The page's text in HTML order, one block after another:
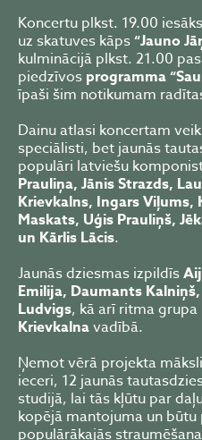
Koncertu plkst. 19.00 iesāks
uz skatuves kāps“Jauno
kulminācijā plkst. 21.00
piedzīvos programma
īpaši šim notikumam
Dainu atlasi koncertam
speciālisti, bet jaunās
populāri latviešu
Prauliņa, Jānis Strazds,
Krievkalns, Ingars
Maskats, Uģis Prauliņš,
un Kārlis Lācis.
Jaunās dziesmas izpildīs
Emilija, Daumants
Ludvigs, kā arī ritmagrupa
Krievkalnavadībā.
Ņemot vērā projekta
ieceri, 12 jaunās
studijā, lai tās kļūtu par
kopējā mantojuma un būtu
populārākajās